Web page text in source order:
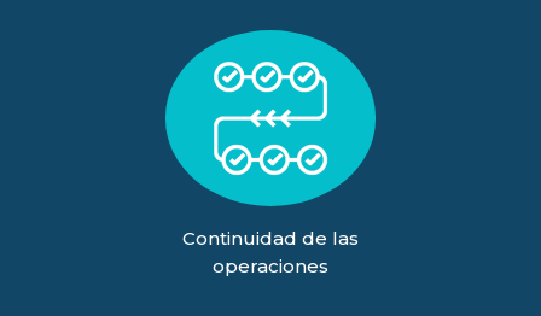
Continuidad de las
operaciones